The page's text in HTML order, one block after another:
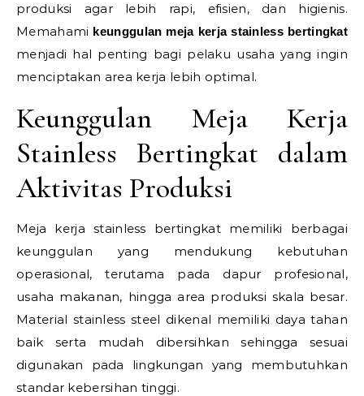
produksi agar lebih rapi, efisien, dan higienis.
Memahami keunggulan meja kerja stainless bertingkat
menjadi hal penting bagi pelaku usaha yang ingin
menciptakan area kerja lebih optimal.
Keunggulan Meja Kerja
Stainless Bertingkat dalam
Aktivitas Produksi
Meja kerja stainless bertingkat memiliki berbagai
keunggulan yang mendukung kebutuhan
operasional, terutama pada dapur profesional,
usaha makanan, hingga area produksi skala besar.
Material stainless steel dikenal memiliki daya tahan
baik serta mudah dibersihkan sehingga sesuai
digunakan pada lingkungan yang membutuhkan
standar kebersihan tinggi.